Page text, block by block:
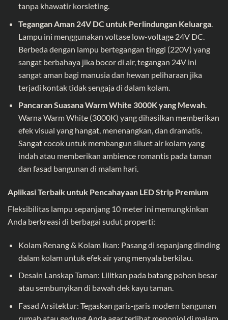
tanpa khawatir korsleting.
Tegangan Aman 24V DC untuk Perlindungan Keluarga.
Lampu ini menggunakan voltase low-voltage 24V DC.
Berbeda dengan lampu bertegangan tinggi (220V) yang
sangat berbahaya jika bocor di air, tegangan 24V ini
sangat aman bagi manusia dan hewan peliharaan jika
terjadi kontak tidak sengaja di dalam kolam.
Pancaran Suasana Warm White 3000K yang Mewah.
Warna Warm White (3000K) yang dihasilkan memberikan
efek visual yang hangat, menenangkan, dan dramatis.
Sangat cocok untuk membangun siluet air kolam yang
indah atau memberikan ambience romantis pada taman
dan fasad bangunan di malam hari.
Aplikasi Terbaik untuk Pencahayaan LED Strip Premium
Fleksibilitas lampu sepanjang 10 meter ini memungkinkan
Anda berkreasi di berbagai sudut properti:
Kolam Renang & Kolam Ikan: Pasang di sepanjang dinding
dalam kolam untuk efek air yang menyala berkilau.
Desain Lanskap Taman: Lilitkan pada batang pohon besar
atau sembunyikan di bawah dek kayu taman.
Fasad Arsitektur: Tegaskan garis-garis modern bangunan